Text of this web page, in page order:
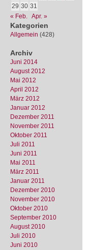
29 30 31
« Feb. Apr. »
Kategorien
Allgemein (428)
Archiv
Juni 2014
August 2012
Mai 2012
April 2012
März 2012
Januar 2012
Dezember 2011
November 2011
Oktober 2011
Juli 2011
Juni 2011
Mai 2011
März 2011
Januar 2011
Dezember 2010
November 2010
Oktober 2010
September 2010
August 2010
Juli 2010
Juni 2010